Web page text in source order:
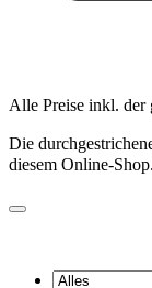
Alle Preise inkl. der
Die
diesem Online-Shop.